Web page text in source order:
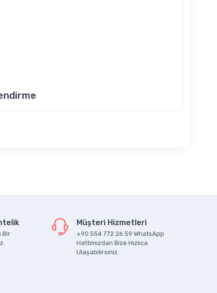
Bir
Müşteri Hizmetleri
+90 554 772 26 59 WhatsApp
Hattımızdan Bize Hızlıca
Ulaşabilirsiniz.